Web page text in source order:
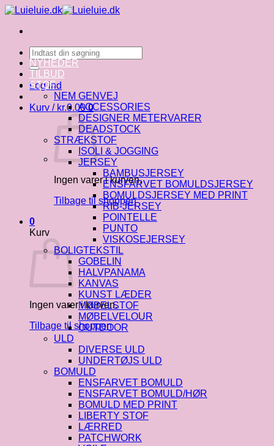
Fortsæt
indhold
Søg
efter:
Log ind
Kurv / kr.0.00 0
Ingen varer i kurven.
Tilbage til shoppen
0
Kurv
Ingen varer i kurven.
Tilbage til shoppen
NYHEDER
TILBUD
STOF
NEM GENVEJ
ACCESSORIES
DESIGNER METERVARER
DEADSTOCK
STRÆKSTOF
ISOLI & JOGGING
JERSEY
BAMBUSJERSEY
ENSFARVET BOMULDSJERSEY
BOMULDSJERSEY MED PRINT
RIB-JERSEY
POINTELLE
PUNTO
VISKOSEJERSEY
BOLIGTEKSTIL
GOBELIN
HALVPANAMA
KANVAS
KUNST LÆDER
MØBELSTOF
MØBELVELOUR
OUTDOOR
ULD
DIVERSE ULD
UNDERTØJS ULD
BOMULD
ENSFARVET BOMULD
ENSFARVET BOMULD/HØR
BOMULD MED PRINT
LIBERTY STOF
LÆRRED
PATCHWORK